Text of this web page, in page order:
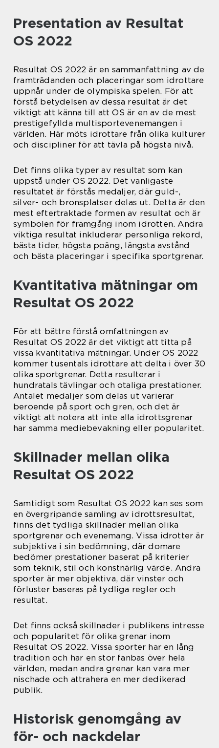
Presentation av Resultat
OS 2022
Resultat OS 2022 är en sammanfattning av de
framträdanden och placeringar som idrottare
uppnår under de olympiska spelen. För att
förstå betydelsen av dessa resultat är det
viktigt att känna till att OS är en av de mest
prestigefyllda multisportevenemangen i
världen. Här möts idrottare från olika kulturer
och discipliner för att tävla på högsta nivå.
Det finns olika typer av resultat som kan
uppstå under OS 2022. Det vanligaste
resultatet är förstås medaljer, där guld-,
silver- och bronsplatser delas ut. Detta är den
mest eftertraktade formen av resultat och är
symbolen för framgång inom idrotten. Andra
viktiga resultat inkluderar personliga rekord,
bästa tider, högsta poäng, längsta avstånd
och bästa placeringar i specifika sportgrenar.
Kvantitativa mätningar om
Resultat OS 2022
För att bättre förstå omfattningen av
Resultat OS 2022 är det viktigt att titta på
vissa kvantitativa mätningar. Under OS 2022
kommer tusentals idrottare att delta i över 30
olika sportgrenar. Detta resulterar i
hundratals tävlingar och otaliga prestationer.
Antalet medaljer som delas ut varierar
beroende på sport och gren, och det är
viktigt att notera att inte alla idrottsgrenar
har samma mediebevakning eller popularitet.
Skillnader mellan olika
Resultat OS 2022
Samtidigt som Resultat OS 2022 kan ses som
en övergripande samling av idrottsresultat,
finns det tydliga skillnader mellan olika
sportgrenar och evenemang. Vissa idrotter är
subjektiva i sin bedömning, där domare
bedömer prestationer baserat på kriterier
som teknik, stil och konstnärlig värde. Andra
sporter är mer objektiva, där vinster och
förluster baseras på tydliga regler och
resultat.
Det finns också skillnader i publikens intresse
och popularitet för olika grenar inom
Resultat OS 2022. Vissa sporter har en lång
tradition och har en stor fanbas över hela
världen, medan andra grenar kan vara mer
nischade och attrahera en mer dedikerad
publik.
Historisk genomgång av
för- och nackdelar